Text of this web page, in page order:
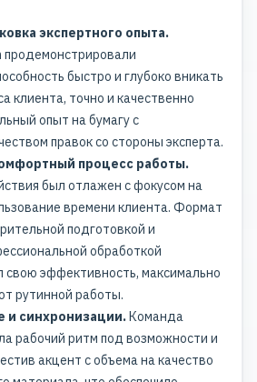
экспертного опыта.
быстро и глубоко вникать
клиента, точно и качественно
опыт на бумагу с
правок со стороны эксперта.
процесс работы.
был отлажен с фокусом на
времени клиента. Формат
подготовкой и
обработкой
свою эффективность, максимально
рутинной работы.
и синхронизации.Команда
рабочий ритм под возможности и
акцент с объема на качество